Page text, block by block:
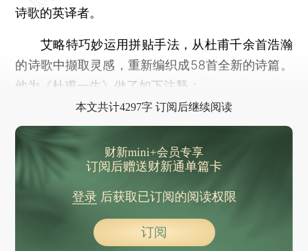
诗歌的英译者。
艾略特巧妙运用拼贴手法，从杜甫千余首浩瀚
的诗歌中撷取灵感，重新编织成58首全新的诗篇。
他为《杜甫一生》做了如下注释：
本文共计4297字 订阅后继续阅读
财新mini+会员专享
订阅后赠送财新通单篇卡
登录后获取已订阅的阅读权限
订阅